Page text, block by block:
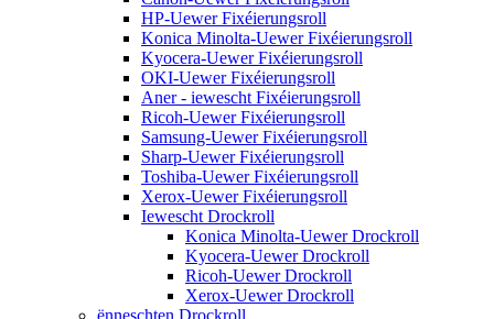
HP-Uewer Fixéierungsroll
Konica Minolta-Uewer Fixéierungsroll
Kyocera-Uewer Fixéierungsroll
OKI-Uewer Fixéierungsroll
Aner - iewescht Fixéierungsroll
Ricoh-Uewer Fixéierungsroll
Samsung-Uewer Fixéierungsroll
Sharp-Uewer Fixéierungsroll
Toshiba-Uewer Fixéierungsroll
Xerox-Uewer Fixéierungsroll
Iewescht Drockroll
Konica Minolta-Uewer Drockroll
Kyocera-Uewer Drockroll
Ricoh-Uewer Drockroll
Xerox-Uewer Drockroll
ënneschten Drockroll